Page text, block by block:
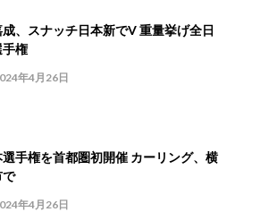
成、スナッチ日本新でV 重量挙げ全日
権
年4月26日
選手権を首都圏初開催 カーリング、横
で
年4月26日